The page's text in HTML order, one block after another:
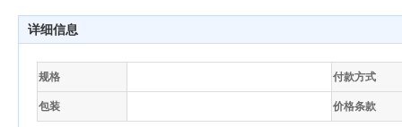
详细信息
规格 付款方式
包装 价格条款